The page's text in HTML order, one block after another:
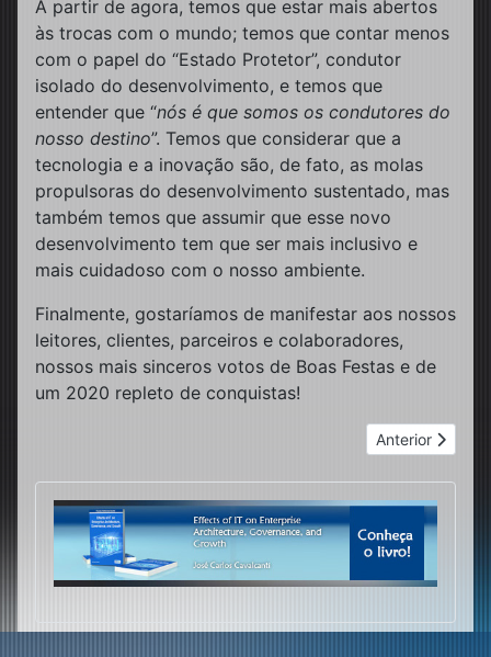
A partir de agora, temos que estar mais abertos
às trocas com o mundo; temos que contar menos
com o papel do “Estado Protetor”, condutor
isolado do desenvolvimento, e temos que
entender que “nós é que somos os condutores do
nosso destino”. Temos que considerar que a
tecnologia e a inovação são, de fato, as molas
propulsoras do desenvolvimento sustentado, mas
também temos que assumir que esse novo
desenvolvimento tem que ser mais inclusivo e
mais cuidadoso com o nosso ambiente.
Finalmente, gostaríamos de manifestar aos nossos
leitores, clientes, parceiros e colaboradores,
nossos mais sinceros votos de Boas Festas e de
um 2020 repleto de conquistas!
Próximo artigo:
Anterior